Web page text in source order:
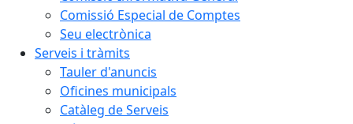
Comissió Especial de Comptes
Seu electrònica
Serveis i tràmits
Tauler d'anuncis
Oficines municipals
Catàleg de Serveis